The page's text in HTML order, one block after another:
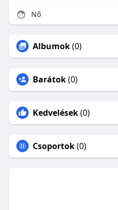
Nő
Albumok(0)
Barátok(0)
Kedvelések(0)
Csoportok(0)